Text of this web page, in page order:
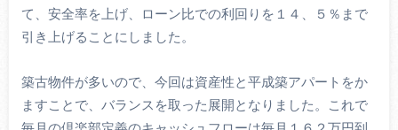
て、安全率を上げ、ローン比での利回りを１４、５％まで
引き上げることにしました。
築古物件が多いので、今回は資産性と平成築アパートをか
ますことで、バランスを取った展開となりました。これで